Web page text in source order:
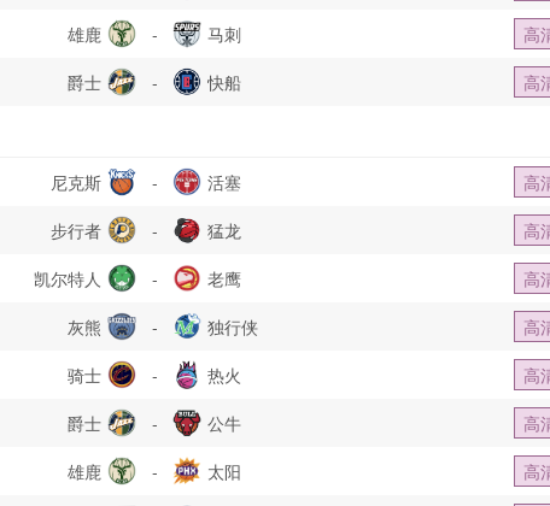
雄鹿 - 马刺
高
爵士 - 快船 高
尼克斯 - 活塞
高
步行者 - 猛龙
高
凯尔特人 - 老鹰
高
灰熊 - 独行侠
高
骑士 - 热火
高
爵士 - 公牛
高
雄鹿 - 太阳
高